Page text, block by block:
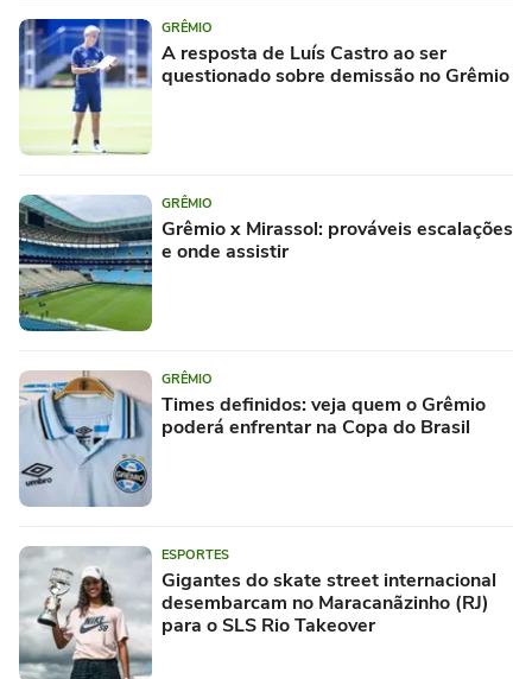
GRÊMIO
A resposta de Luís Castro ao ser
questionado sobre demissão no Grêmio
GRÊMIO
Grêmio x Mirassol: prováveis escalações
e onde assistir
GRÊMIO
Times definidos: veja quem o Grêmio
poderá enfrentar na Copa do Brasil
ESPORTES
Gigantes do skate street internacional
desembarcam no Maracanãzinho (RJ)
para o SLS Rio Takeover